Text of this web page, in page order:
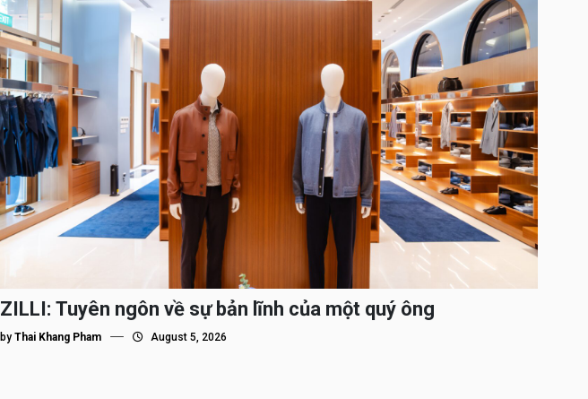
ZILLI: Tuyên ngôn về sự bản lĩnh của một quý ông
by Thai Khang Pham August 5, 2026